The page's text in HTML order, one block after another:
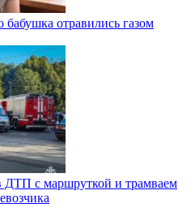
отравились газом
ДТП с маршруткой и трамваем